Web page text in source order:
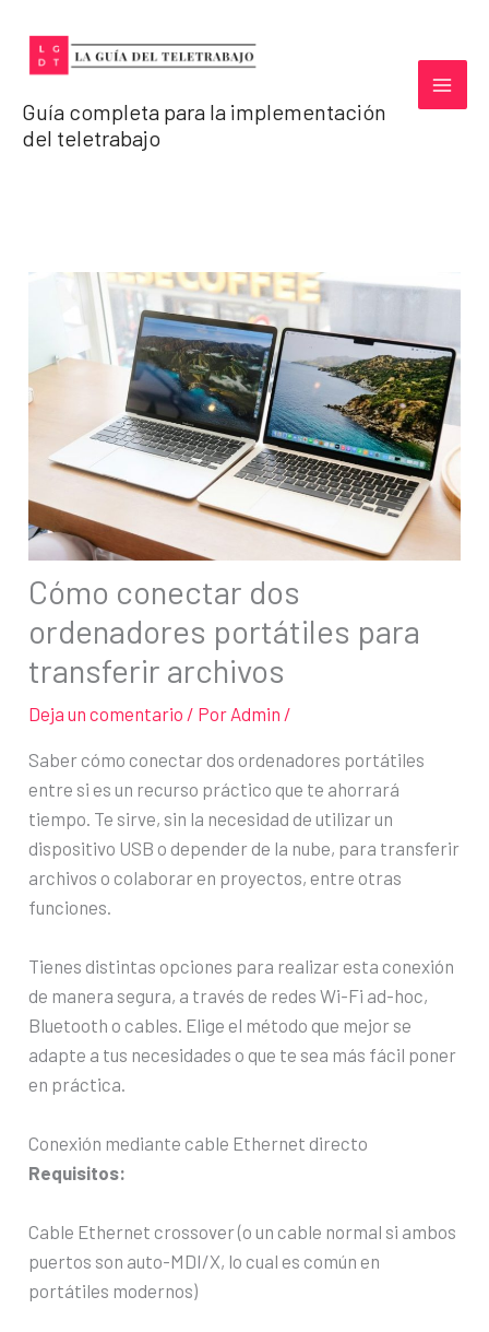
contenido
Guía completa para la implementación
del teletrabajo
Cómo conectar dos
ordenadores portátiles para
transferir archivos
Deja un comentario / Por Admin /
Saber cómo conectar dos ordenadores portátiles
entre si es un recurso práctico que te ahorrará
tiempo. Te sirve, sin la necesidad de utilizar un
dispositivo USB o depender de la nube, para transferir
archivos o colaborar en proyectos, entre otras
funciones.
Tienes distintas opciones para realizar esta conexión
de manera segura, a través de redes Wi-Fi ad-hoc,
Bluetooth o cables. Elige el método que mejor se
adapte a tus necesidades o que te sea más fácil poner
en práctica.
Conexión mediante cable Ethernet directo
Requisitos:
Cable Ethernet crossover (o un cable normal si ambos
puertos son auto-MDI/X, lo cual es común en
portátiles modernos)